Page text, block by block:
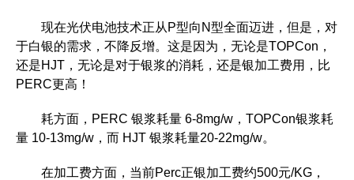
现在光伏电池技术正从P型向N型全面迈进，但是，对
于白银的需求，不降反增。这是因为，无论是TOPCon，
还是HJT，无论是对于银浆的消耗，还是银加工费用，比
PERC更高！
耗方面，PERC 银浆耗量 6-8mg/w，TOPCon银浆耗
量 10-13mg/w，而 HJT 银浆耗量20-22mg/w。
在加工费方面，当前Perc正银加工费约500元/KG，